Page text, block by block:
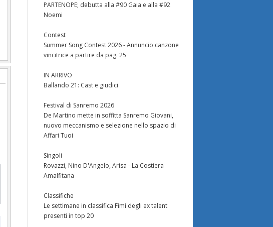
PARTENOPE; debutta alla #90 Gaia e alla #92
Noemi
Contest
Summer Song Contest 2026 - Annuncio canzone
vincitrice a partire da pag. 25
IN ARRIVO
Ballando 21: Cast e giudici
Festival di Sanremo 2026
De Martino mette in soffitta Sanremo Giovani,
nuovo meccanismo e selezione nello spazio di
Affari Tuoi
Singoli
Rovazzi, Nino D'Angelo, Arisa - La Costiera
Amalfitana
Classifiche
Le settimane in classifica Fimi degli ex talent
presenti in top 20